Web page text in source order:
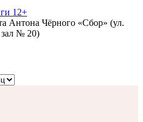
12+
Антона Чёрного «Сбор» (ул.
№ 20)